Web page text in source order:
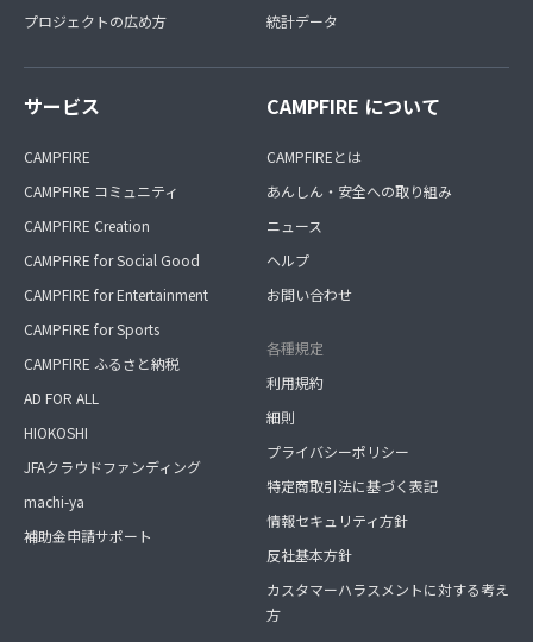
プロジェクトの広め方
統計データ
サービス
CAMPFIRE
CAMPFIRE コミュニティ
CAMPFIRE Creation
CAMPFIRE for Social Good
CAMPFIRE for Entertainment
CAMPFIRE for Sports
CAMPFIRE ふるさと納税
AD FOR ALL
HIOKOSHI
JFAクラウドファンディング
machi-ya
補助金申請サポート
CAMPFIRE について
CAMPFIREとは
あんしん・安全への取り組み
ニュース
ヘルプ
お問い合わせ
各種規定
利用規約
細則
プライバシーポリシー
特定商取引法に基づく表記
情報セキュリティ方針
反社基本方針
カスタマーハラスメントに対する考え
方